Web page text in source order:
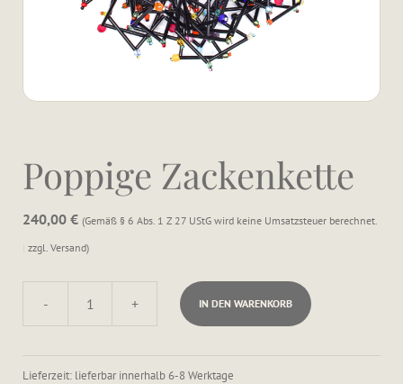
Poppige Zackenkette
240,00 € Gemäß § 6 Abs. 1 Z 27 UStG wird keine Umsatzsteuer berechnet.
zzgl. Versand
-
Poppige
Menge
+ IN DEN WARENKORB
Lieferzeit: lieferbar innerhalb 6-8 Werktage